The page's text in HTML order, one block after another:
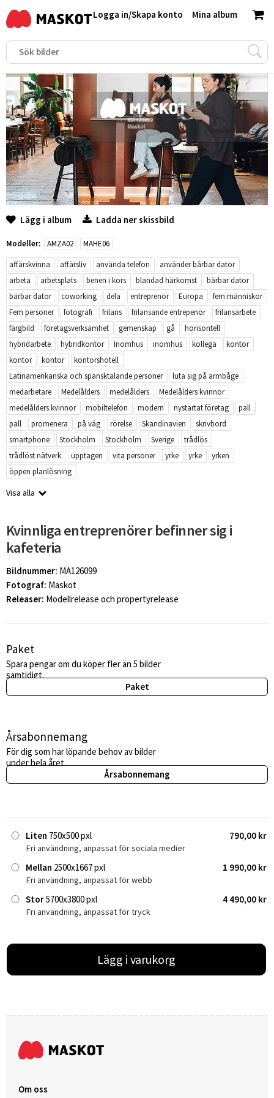
Mina album
Logga in/Skapa konto
Lägg i album Ladda ner skissbild
Modeller: AMZA02
MAHE06
affärskvinna
affärsliv använda telefon
använder bärbar dator
arbeta
arbetsplats benen i kors blandad härkomst
bärbar dator
bärbar dator
coworking dela entreprenör Europa
fem människor
Fem personer
fotografi frilans frilansande entrepenör
frilansarbete
färgbild
företagsverksamhet gemenskap gå
horisontell
hybridarbete
hybridkontor Inomhus inomhus kollega
kontor
kontor
kontor
kontorshotell
Latinamerikanska och spansktalande personer
luta sig på armbåge
medarbetare
Medelålders medelålders
Medelålders kvinnor
medelålders kvinnor
mobiltelefon modern nystartat företag
pall
pall
promenera på väg rörelse Skandinavien
skrivbord
smartphone
Stockholm Stockholm Sverige
trådlös
trådlöst nätverk
upptagen vita personer yrke yrke
yrken
öppen planlösning
Visa alla
Kvinnliga entreprenörer befinner sig i
kafeteria
Bildnummer: MA126099
Fotograf: Maskot
Releaser: Modellrelease och propertyrelease
Paket
Spara pengar om du köper fler än 5 bilder
samtidigt.
Paket
Årsabonnemang
För dig som har löpande behov av bilder
under hela året.
Årsabonnemang
Liten 750x500 pxl 790,00 kr
Fri användning, anpassat för sociala medier
Mellan 2500x1667 pxl 1 990,00 kr
Fri användning, anpassat för webb
Stor5700x3800 pxl 4 490,00 kr
Fri användning, anpassat för tryck
Lägg i varukorg
Om oss